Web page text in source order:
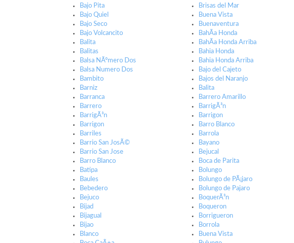
Bajo Pita
Bajo Quiel
Bajo Seco
Bajo Volcancito
Balita
Balitas
Balsa NÃºmero Dos
Balsa Numero Dos
Bambito
Barniz
Barranca
Barrero
BarrigÃ³n
Barrigon
Barriles
Barrio San JosÃ©
Barrio San Jose
Barro Blanco
Batipa
Baules
Bebedero
Bejuco
Bijad
Bijagual
Bijao
Blanco
Brisas del Mar
Buena Vista
Buenaventura
BahÃ­a Honda
BahÃ­a Honda Arriba
Bahia Honda
Bahia Honda Arriba
Bajo del Cajeto
Bajos del Naranjo
Balita
Barrero Amarillo
BarrigÃ³n
Barrigon
Barro Blanco
Barrola
Bayano
Bejucal
Boca de Parita
Bolungo
Bolungo de PÃ¡jaro
Bolungo de Pajaro
BoquerÃ³n
Boqueron
Borrigueron
Borrola
Buena Vista